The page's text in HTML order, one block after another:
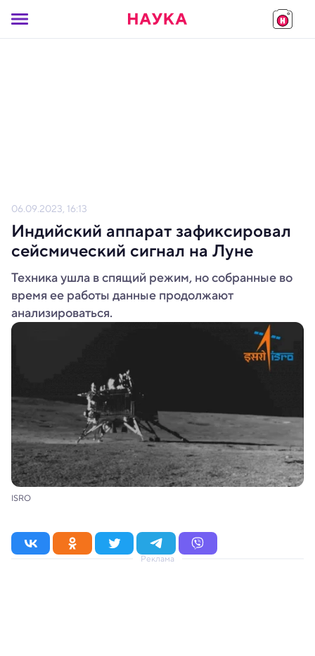
06.09.2023, 16:13
Индийский аппарат зафиксировал
сейсмический сигнал на Луне
Техника ушла в спящий режим, но собранные во
время ее работы данные продолжают
анализироваться.
ISRO
Реклама